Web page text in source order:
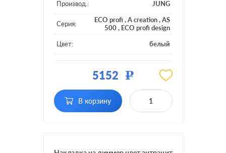
Производ.: JUNG
Серия: ECO profi ,A creation,AS
500, ECO profi design
Цвет:
белый
Включение:
поворотно-нажимной, с
возможностью
5152 Р
В корзину